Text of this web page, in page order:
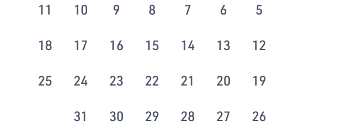
5
6
7
8
9
10
11
12
13
14
15
16
17
18
19
20
21
22
23
24
25
26
27
28
29
30
31